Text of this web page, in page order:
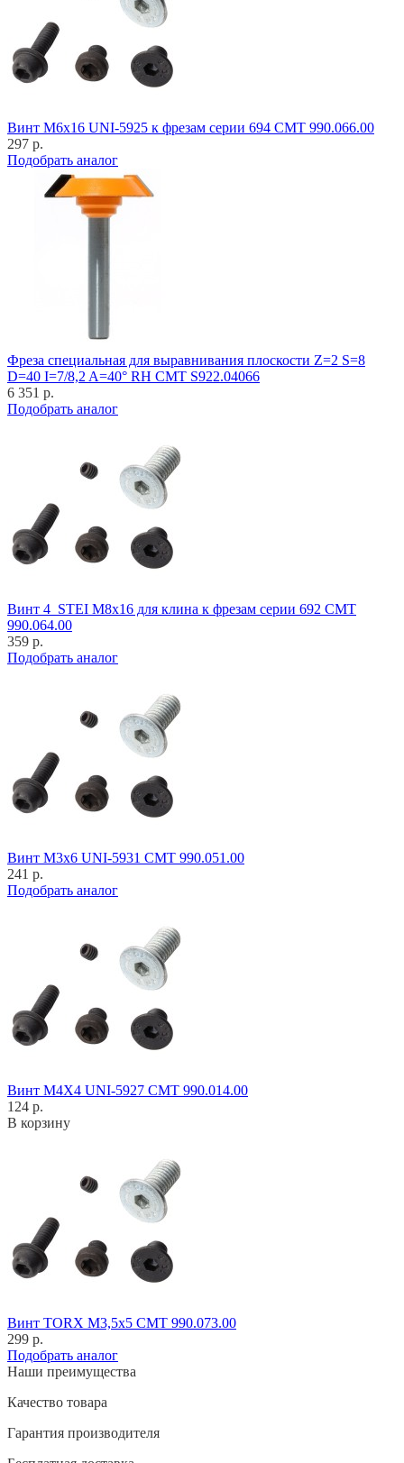
Винт M6x16 UNI-5925 к фрезам серии 694 CMT 990.066.00
297 р.
Подобрать аналог
Фреза специальная для выравнивания плоскости Z=2 S=8
D=40 I=7/8,2 A=40° RH CMT S922.04066
6 351 р.
Подобрать аналог
Винт 4_STEI M8x16 для клина к фрезам серии 692 CMT
990.064.00
359 р.
Подобрать аналог
Винт M3x6 UNI-5931 CMT 990.051.00
241 р.
Подобрать аналог
Винт M4X4 UNI-5927 CMT 990.014.00
124 р.
В корзину
Винт TORX M3,5x5 CMT 990.073.00
299 р.
Подобрать аналог
Наши преимущества
Качество товара
Гарантия производителя